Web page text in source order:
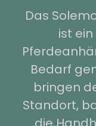
Das
ist
Bedarf
bringen
Standort,